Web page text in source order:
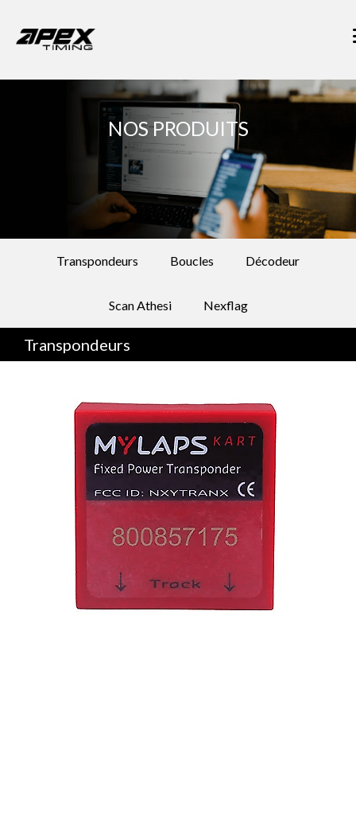
NOS PRODUITS
Transpondeurs Boucles Décodeur
Scan Athesi Nexflag
Transpondeurs